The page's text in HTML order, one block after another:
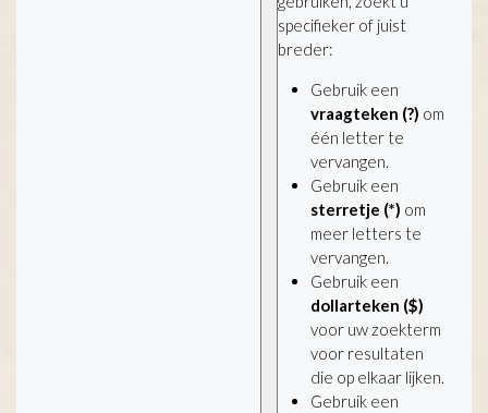
specifieker of juist
breder:
Gebruik een
vraagteken (?) om
één letter te
vervangen.
Gebruik een
sterretje (*) om
meer letters te
vervangen.
Gebruik een
dollarteken ($)
voor uw zoekterm
voor resultaten
die op elkaar lijken.
Gebruik een